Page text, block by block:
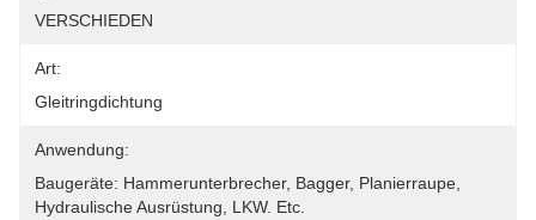
VERSCHIEDEN
Art:
Gleitringdichtung
Anwendung:
Baugeräte: Hammerunterbrecher, Bagger, Planierraupe,
Hydraulische Ausrüstung, LKW. Etc.